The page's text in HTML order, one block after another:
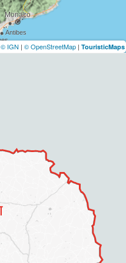
© IGN | © OpenStreetMap | TouristicMaps